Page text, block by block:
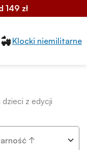
149 zł
Klocki niemilitarne
z edycji
↑